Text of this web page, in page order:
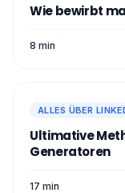
Wie bewirbt
8 min
ALLES ÜBER
Ultimative
Generatoren
17 min